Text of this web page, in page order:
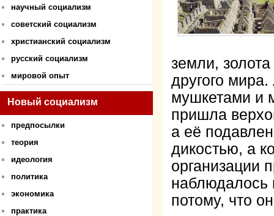
научный социализм
советский социализм
христианский социализм
русский социализм
мировой опыт
Новый социализм
предпосылки
теория
идеология
политика
экономика
практика
земли,
другого
мушкетами и
пришла
а её
дикостью, а
организации
наблюдалось
потому, что